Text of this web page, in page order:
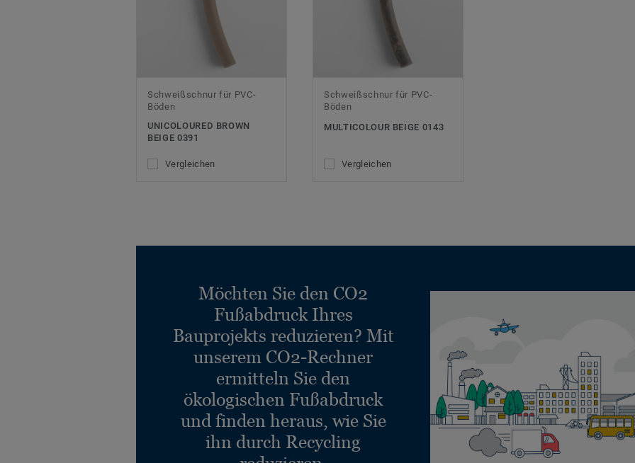
Schweißschnur für PVC-
Böden
UNICOLOURED BROWN
BEIGE 0391
Vergleichen
Schweißschnur für PVC-
Böden
MULTICOLOUR BEIGE 0143
Vergleichen
Möchten Sie den CO2
Fußabdruck Ihres
Bauprojekts reduzieren? Mit
unserem CO2-Rechner
ermitteln Sie den
ökologischen Fußabdruck
und finden heraus, wie Sie
ihn durch Recycling